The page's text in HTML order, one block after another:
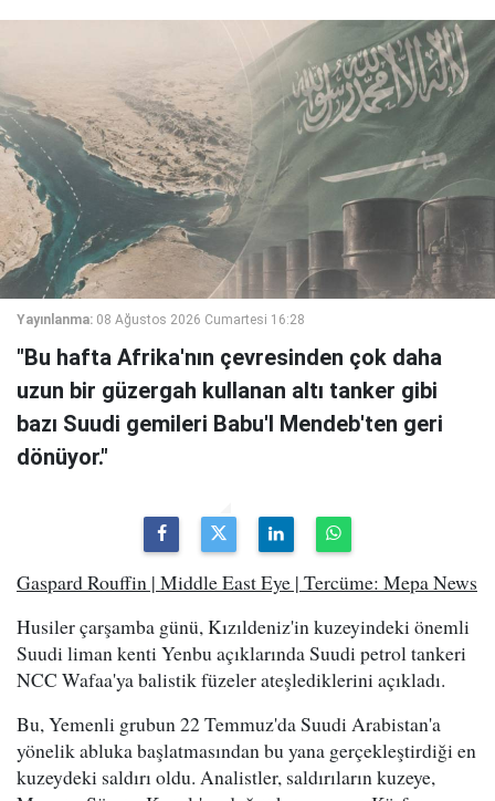
Yayınlanma: 08 Ağustos 2026 Cumartesi 16:28
"Bu hafta Afrika'nın çevresinden çok daha
uzun bir güzergah kullanan altı tanker gibi
bazı Suudi gemileri Babu'l Mendeb'ten geri
dönüyor."
Gaspard Rouffin | Middle East Eye | Tercüme: Mepa News
Husiler çarşamba günü, Kızıldeniz'in kuzeyindeki önemli
Suudi liman kenti Yenbu açıklarında Suudi petrol tankeri
NCC Wafaa'ya balistik füzeler ateşlediklerini açıkladı.
Bu, Yemenli grubun 22 Temmuz'da Suudi Arabistan'a
yönelik abluka başlatmasından bu yana gerçekleştirdiği en
kuzeydeki saldırı oldu. Analistler, saldırıların kuzeye,